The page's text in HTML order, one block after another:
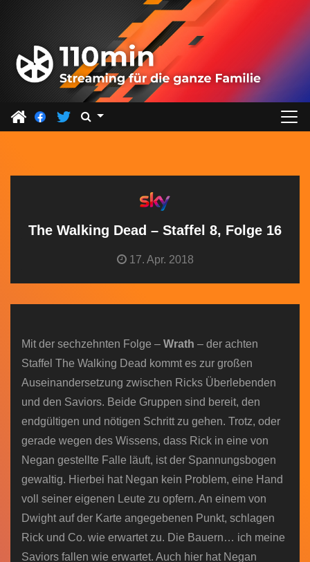
The Walking Dead – Staffel 8, Folge 16
17. Apr. 2018
Mit der sechzehnten Folge – Wrath – der achten
Staffel The Walking Dead kommt es zur großen
Auseinandersetzung zwischen Ricks Überlebenden
und den Saviors. Beide Gruppen sind bereit, den
endgültigen und nötigen Schritt zu gehen. Trotz, oder
gerade wegen des Wissens, dass Rick in eine von
Negan gestellte Falle läuft, ist der Spannungsbogen
gewaltig. Hierbei hat Negan kein Problem, eine Hand
voll seiner eigenen Leute zu opfern. An einem von
Dwight auf der Karte angegebenen Punkt, schlagen
Rick und Co. wie erwartet zu. Die Bauern… ich meine
Saviors fallen wie erwartet. Auch hier hat Negan